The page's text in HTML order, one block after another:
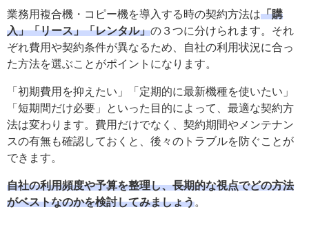
業務用複合機・コピー機を導入する時の契約方法は「購
入」「リース」「レンタル」の３つに分けられます。それ
ぞれ費用や契約条件が異なるため、自社の利用状況に合っ
た方法を選ぶことがポイントになります。
「初期費用を抑えたい」「定期的に最新機種を使いたい」
「短期間だけ必要」といった目的によって、最適な契約方
法は変わります。費用だけでなく、契約期間やメンテナン
スの有無も確認しておくと、後々のトラブルを防ぐことが
できます。
自社の利用頻度や予算を整理し、長期的な視点でどの方法
がベストなのかを検討してみましょう